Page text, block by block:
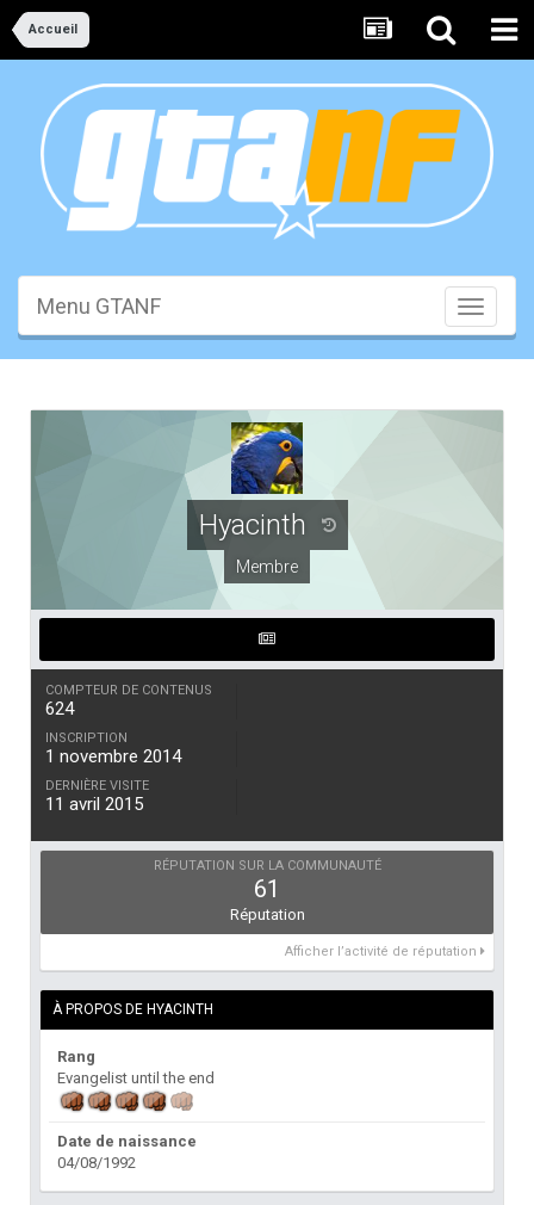
Accueil
Toggle
Menu GTANF
Hyacinth
Membre
COMPTEUR DE CONTENUS
624
INSCRIPTION
1 novembre 2014
DERNIÈRE VISITE
11 avril 2015
RÉPUTATION SUR LA COMMUNAUTÉ
61
Réputation
Afficher l’activité de réputation
À PROPOS DE HYACINTH
Rang
Evangelist until the end
Date de naissance
04/08/1992